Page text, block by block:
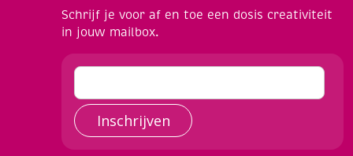
Schrijf je voor af en toe een dosis creativiteit
in jouw mailbox.
Inschrijven